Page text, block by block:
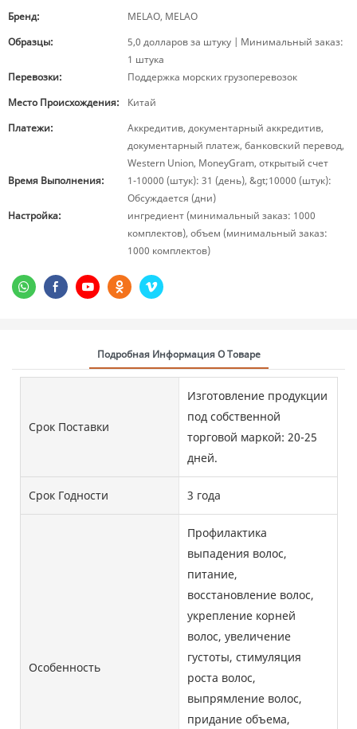
Бренд:
MELAO, MELAO
Образцы:
5,0 долларов за штуку | Минимальный заказ:
1 штука
Перевозки:
Поддержка морских грузоперевозок
Место Происхождения:
Китай
Платежи:
Аккредитив, документарный аккредитив,
документарный платеж, банковский перевод,
Western Union, MoneyGram, открытый счет
Время Выполнения:
1-10000 (штук): 31 (день), &gt;10000 (штук):
Обсуждается (дни)
Настройка:
ингредиент (минимальный заказ: 1000
комплектов), объем (минимальный заказ:
1000 комплектов)
Подробная Информация О Товаре
Срок Поставки
Изготовление продукции
под собственной
торговой маркой: 20-25
дней.
Срок Годности 3 года
Особенность
Профилактика
выпадения волос,
питание,
восстановление волос,
укрепление корней
волос, увеличение
густоты, стимуляция
роста волос,
выпрямление волос,
придание объема,